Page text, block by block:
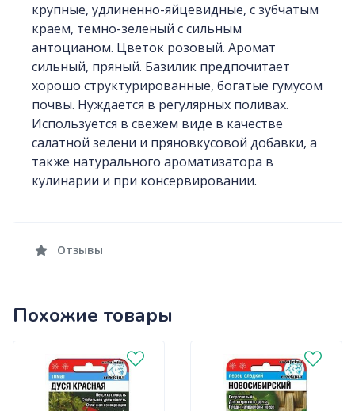
крупные, удлиненно-яйцевидные, с зубчатым
краем, темно-зеленый с сильным
антоцианом. Цветок розовый. Аромат
сильный, пряный. Базилик предпочитает
хорошо структурированные, богатые гумусом
почвы. Нуждается в регулярных поливах.
Используется в свежем виде в качестве
салатной зелени и пряновкусовой добавки, а
также натурального ароматизатора в
кулинарии и при консервировании.
Отзывы
Похожие товары